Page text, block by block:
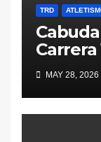
TRD
y MAY 28, 2026